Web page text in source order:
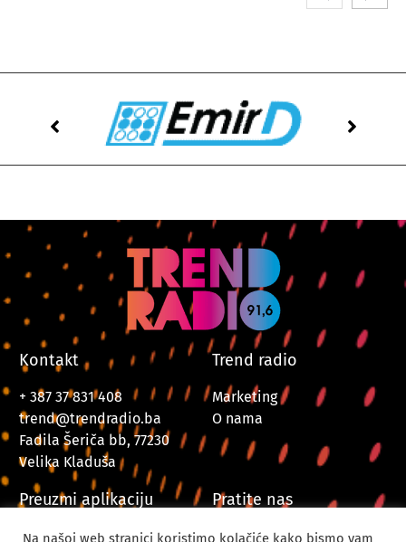
Kontakt
+ 387 37 831 408
trend@trendradio.ba
Fadila Šeriča bb, 77230
Velika Kladuša
Trend radio
Marketing
O nama
Preuzmi aplikaciju Pratite nas
Na našoj web stranici koristimo kolačiće kako bismo vam